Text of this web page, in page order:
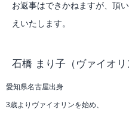
お返事はできかねますが、頂
えいたします。
石橋 まり子 （ヴァイオリ
愛知県名古屋出身
3歳よりヴァイオリンを始め、